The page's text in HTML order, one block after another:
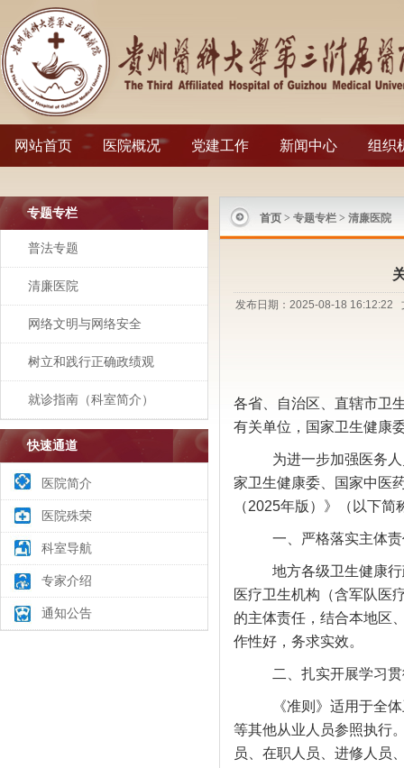
网站首页 医院概况 党建工作 新闻中心 组织
专题专栏
普法专题
清廉医院
网络文明与网络安全
树立和践行正确政绩观
就诊指南（科室简介）
快速通道
医院简介
医院殊荣
科室导航
专家介绍
通知公告
首页 > 专题专栏 > 清廉医院
发布日期：2025-08-18 16:12:22
各省、自治区、直辖市卫
有关单位，国家卫生健康
为进一步加强医务
家卫生健康委、国家中医
（2025年版）》（以下简
一、严格落实主体
地方各级卫生健康
医疗卫生机构（含军队医
的主体责任，结合本地区
作性好，务求实效。
二、扎实开展学习
《准则》适用于全
等其他从业人员参照执行
员、在职人员、进修人员